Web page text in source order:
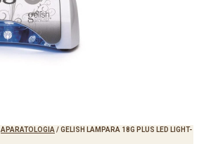
APARATOLOGIA /GELISH LAMPARA 18G PLUS LED LIGHT-